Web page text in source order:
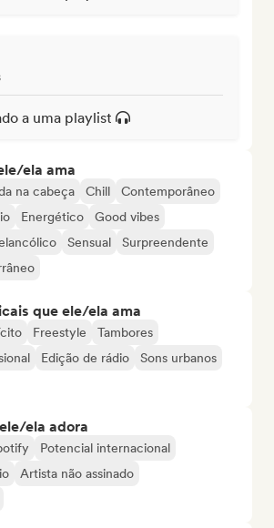
a uma playlist
ela ama
na cabeça Chill
Contemporâneo
Energético
Good vibes
Sensual
Surpreendente
que ele/ela ama
Freestyle
Tambores
Edição de rádio
Sons urbanos
ela adora
Potencial internacional
Artista não assinado